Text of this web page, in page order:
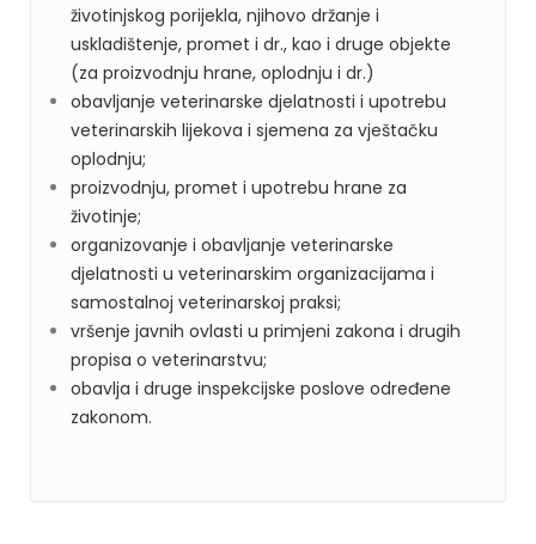
životinjskog porijekla, njihovo držanje i
uskladištenje, promet i dr., kao i druge objekte
(za proizvodnju hrane, oplodnju i dr.)
obavljanje veterinarske djelatnosti i upotrebu
veterinarskih lijekova i sjemena za vještačku
oplodnju;
proizvodnju, promet i upotrebu hrane za
životinje;
organizovanje i obavljanje veterinarske
djelatnosti u veterinarskim organizacijama i
samostalnoj veterinarskoj praksi;
vršenje javnih ovlasti u primjeni zakona i drugih
propisa o veterinarstvu;
obavlja i druge inspekcijske poslove određene
zakonom.